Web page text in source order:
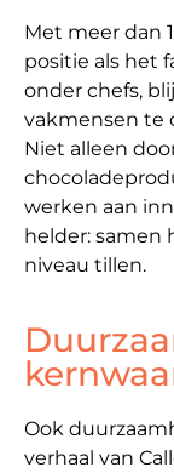
Met meer dan
positie als het
onder chefs,
vakmensen te
Niet alleen
werken aan
helder: samen
niveau tillen.
Ook
verhaal van